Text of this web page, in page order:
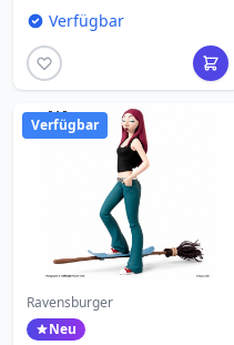
Verfügbar
Verfügbar
Ravensburger
Neu